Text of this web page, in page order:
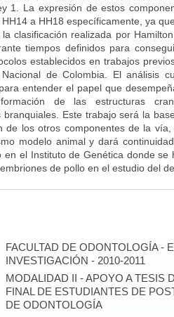
1. La expresión de estos
a HH18 específicamente, ya
clasificación realizada por
tiempos definidos para
establecidos en trabajos
de Colombia. El análisis
entender el papel que
de las estructuras
Este trabajo será la
de los otros componentes de la
modelo animal y dará
el Instituto de Genética donde se
de pollo en el estudio del
FACULTAD DE ODONTOLOGÍA -
INVESTIGACIÓN - 2010-2011
MODALIDAD II - APOYO A TESIS
FINAL DE ESTUDIANTES DE
DE ODONTOLOGÍA